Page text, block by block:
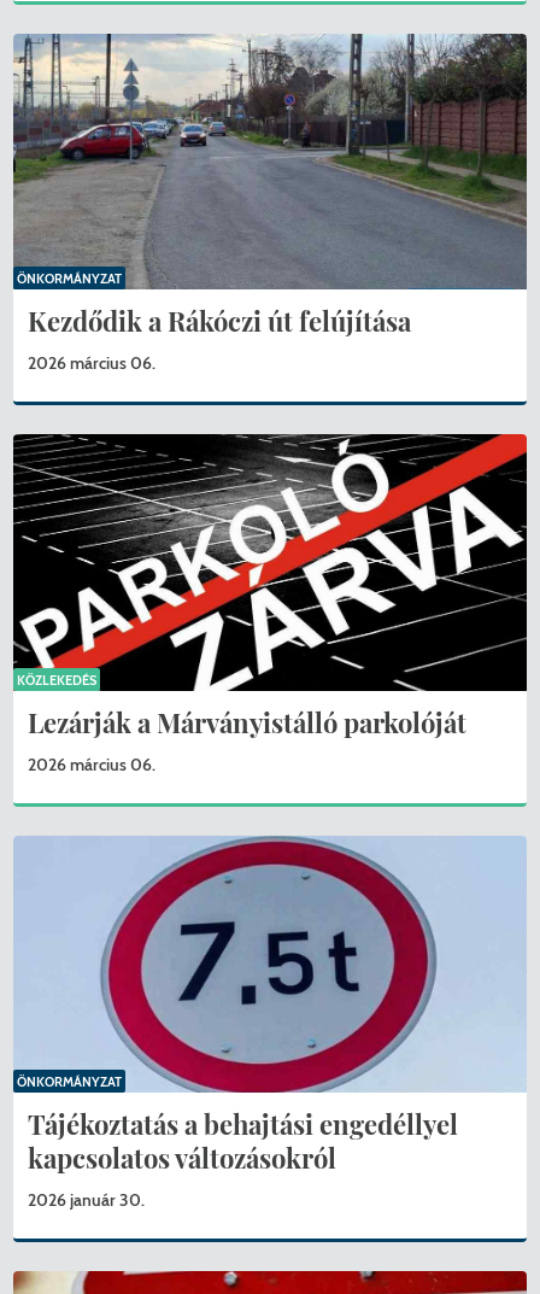
Kezdődik a Rákóczi út felújítása
2026 március 06.
ÖNKORMÁNYZAT
Lezárják a Márványistálló parkolóját
2026 március 06.
KÖZLEKEDÉS
Tájékoztatás a behajtási engedéllyel
kapcsolatos változásokról
2026 január 30.
ÖNKORMÁNYZAT KERESÉS